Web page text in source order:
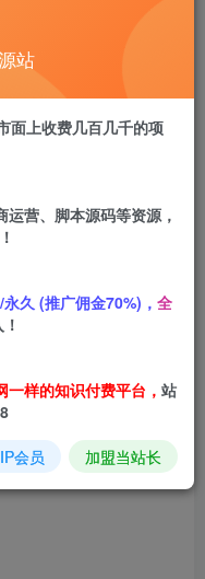
础课+水晶专业知识
站
面上收费几百几千的项
营、脚本源码等资源，
久 (推广佣金70%)， 全
样的知识付费平台， 站
会员 加盟当站长